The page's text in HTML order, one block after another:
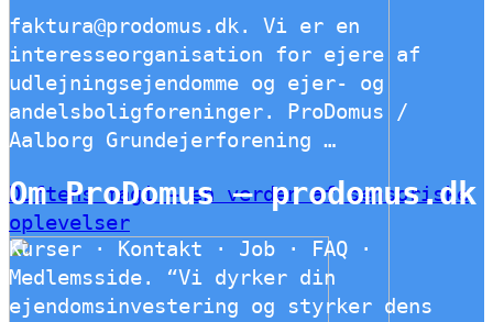
Duftens magi – en verden af sensoriske
oplevelser
faktura@prodomus.dk. Vi er en
interesseorganisation for ejere af
udlejningsejendomme og ejer- og
andelsboligforeninger. ProDomus /
Aalborg Grundejerforening …
Om ProDomus – prodomus.dk
Kurser · Kontakt · Job · FAQ ·
Medlemsside. “Vi dyrker din
ejendomsinvestering og styrker dens